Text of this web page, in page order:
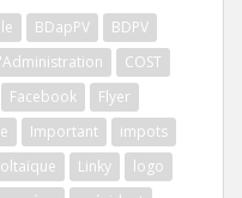
BDapPV
BDPV
COST
Facebook
Flyer
Important
impots
Linky
logo